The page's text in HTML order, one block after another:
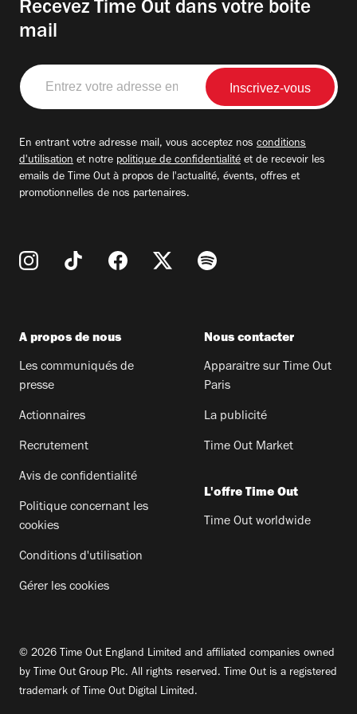
Recevez Time Out dans votre boite
mail
Entrez
votre
adresse
En entrant votre adresse mail, vous acceptez nos conditions
d'utilisation et notre politique de confidentialité et de recevoir les
emails de Time Out à propos de l'actualité, évents, offres et
promotionnelles de nos partenaires.
A propos de nous
Les communiqués de
presse
Actionnaires
Recrutement
Avis de confidentialité
Politique concernant les
cookies
Conditions d'utilisation
Gérer les cookies
Nous contacter
Apparaitre sur Time Out
Paris
La publicité
Time Out Market
L'offre Time Out
Time Out worldwide
© 2026 Time Out England Limited and affiliated companies owned
by Time Out Group Plc. All rights reserved. Time Out is a registered
trademark of Time Out Digital Limited.